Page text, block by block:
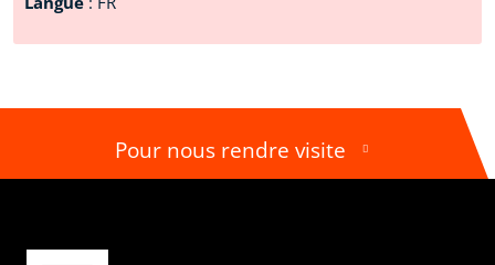
Pour nous rendre visite